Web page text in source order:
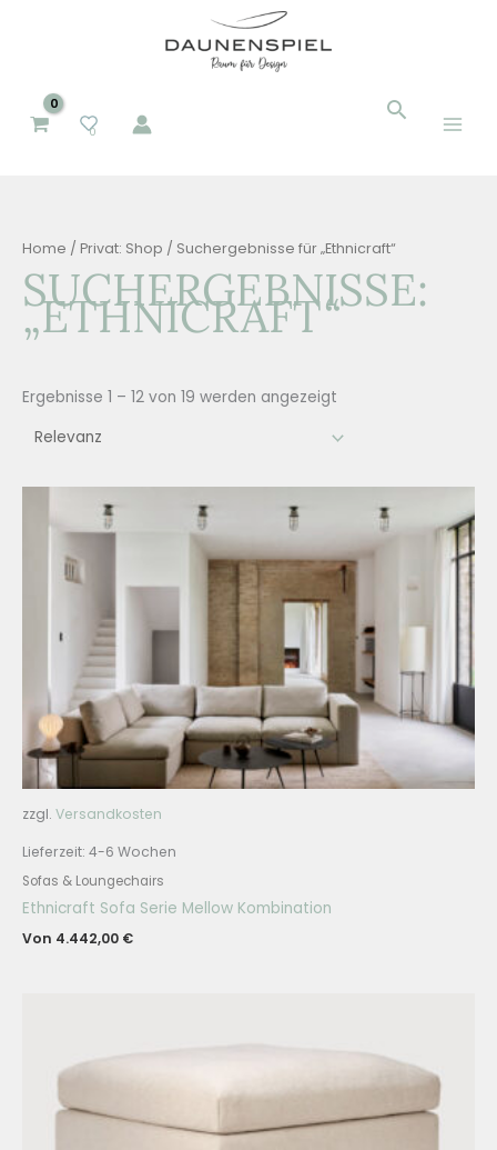
0
Suchen
Suchen
Home / Privat: Shop / Suchergebnisse für „Ethnicraft“
SUCHERGEBNISSE:
„ETHNICRAFT“
Ergebnisse 1 – 12 von 19 werden angezeigt
zzgl. Versandkosten
Lieferzeit: 4-6 Wochen
Sofas & Loungechairs
Ethnicraft Sofa Serie Mellow Kombination
Von 4.442,00 €